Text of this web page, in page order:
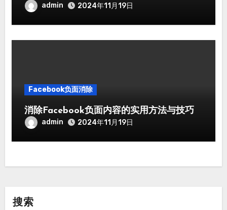
admin 2024年11月19日
Facebook负面消除
消除Facebook负面内容的实用方法与技巧
admin 2024年11月19日
搜索